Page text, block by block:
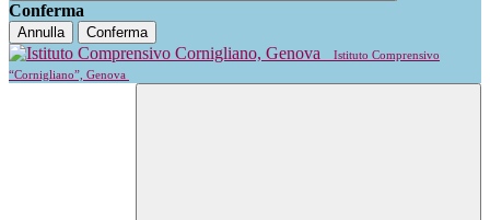
Conferma
Annulla Conferma
Istituto Comprensivo
“Cornigliano”, Genova